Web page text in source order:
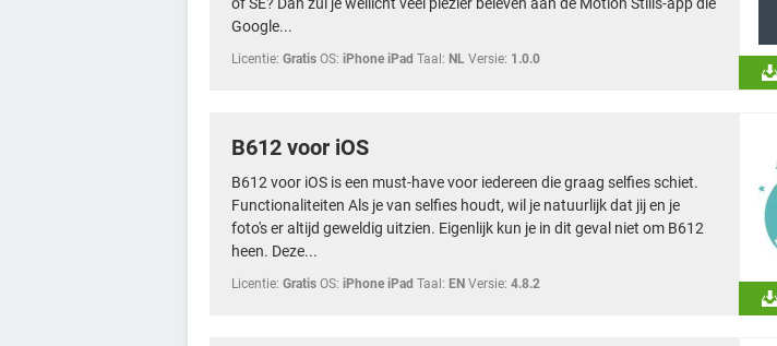
Google...
Licentie: Gratis OS: iPhone iPad Taal: NL Versie: 1.0.0
B612 voor iOS
B612 voor iOS is een must-have voor iedereen die graag selfies schiet.
Functionaliteiten Als je van selfies houdt, wil je natuurlijk dat jij en je
foto's er altijd geweldig uitzien. Eigenlijk kun je in dit geval niet om B612
heen. Deze...
Licentie: Gratis OS: iPhone iPad Taal: EN Versie: 4.8.2